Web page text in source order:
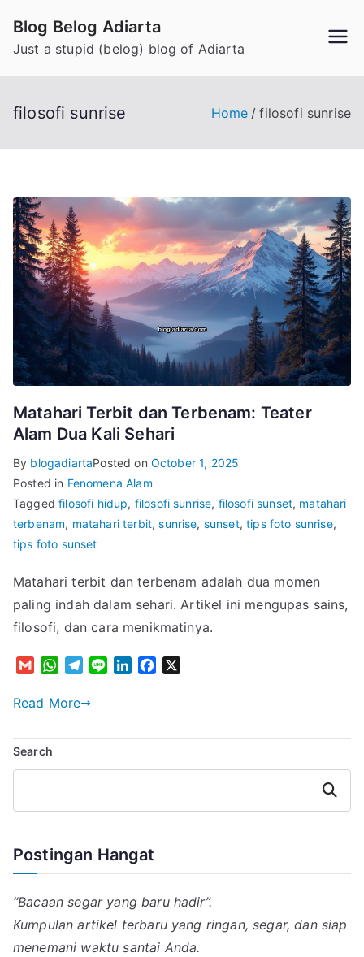
content
Blog Belog Adiarta
Just a stupid (belog) blog of Adiarta
filosofi sunrise Home filosofi sunrise
Matahari Terbit dan Terbenam: Teater
Alam Dua Kali Sehari
By blogadiartaPosted on October 1, 2025
Posted in Fenomena Alam
Taggedfilosofi hidup, filosofi sunrise, filosofi sunset, matahari
terbenam, matahari terbit,sunrise, sunset,tips foto sunrise,
tips foto sunset
Matahari terbit dan terbenam adalah dua momen
paling indah dalam sehari. Artikel ini mengupas sains,
filosofi, dan cara menikmatinya.
G
a
l
W
a
s
p
T
l
g
a
e
I
b
o
Read More
Search
Search
Postingan Hangat
“Bacaan segar yang baru hadir”.
Kumpulan artikel terbaru yang ringan, segar, dan siap
menemani waktu santai Anda.